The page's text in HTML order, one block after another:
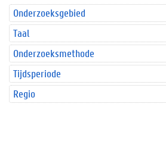
Onderzoeksgebied
Taal
Onderzoeksmethode
Tijdsperiode
Regio